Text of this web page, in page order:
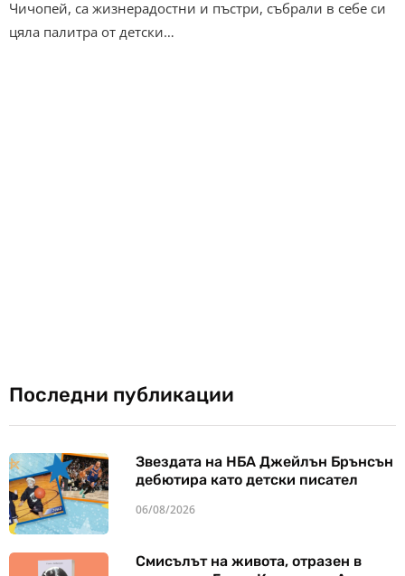
Чичопей, са жизнерадостни и пъстри, събрали в себе си
цяла палитра от детски…
Последни публикации
Звездата на НБА Джейлън Брънсън
дебютира като детски писател
06/08/2026
Смисълът на живота, отразен в